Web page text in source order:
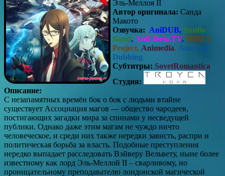
Эль-Меллоя II
Автор оригинала: Санда
Макото
Озвучка: AniDUB, Studio
Band, AniLibria.TV, SHIZA
Project, Animedia,
Amazing
Dubbing
Субтитры: SovetRomantica
Студия:
Описание:
С незапамятных времён бок о бок с людьми втайне
существует Ассоциация магов — общество чародеев,
постигающих загадки мира за спинами у несведущей
публики. Однако даже этим магам не чуждо ничто
человеческое, и среди них также нередки зависть, распри и
политическая борьба за власть. Подобные преступления
нередко выпадает расследовать Вэйверу Вельвету, ныне более
известному как лорд Эль-Меллой II – сварливому, но
проницательному преподавателю лондонской магической